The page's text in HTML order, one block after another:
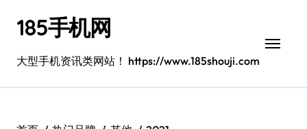
185手机网
大型手机资讯类网站！ https://www.185shouji.com